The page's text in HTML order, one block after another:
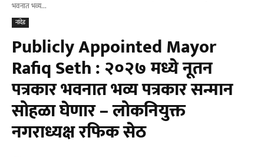
भवनात भव्य...
नांदेड
Publicly Appointed Mayor
Rafiq Seth : २०२७ मध्ये नूतन
पत्रकार भवनात भव्य पत्रकार सन्मान
सोहळा घेणार – लोकनियुक्त
नगराध्यक्ष रफिक सेठ